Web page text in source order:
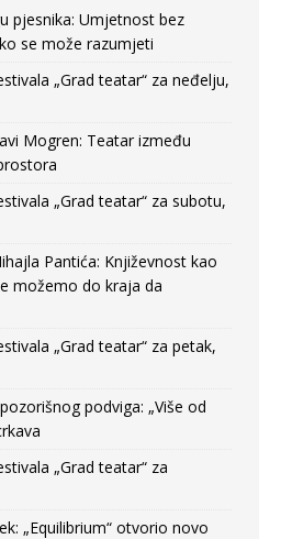
pjesnika: Umjetnost bez
se može razumjeti
„Grad teatar“ za neđelju,
Mogren: Teatar između
„Grad teatar“ za subotu,
Pantića: Književnost kao
možemo do kraja da
„Grad teatar“ za petak,
podviga: „Više od
„Grad teatar“ za
„Equilibrium“ otvorio novo